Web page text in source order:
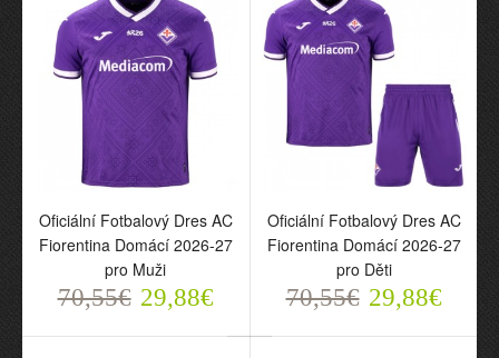
AC Fiorentina Domácí
2026-27 pro Muži
70,55€
AC Fiorentina Domácí
2026-27 pro Děti
70,55€ 29,88€
Oficiální Fotbalový Dres AC
Fiorentina Domácí 2026-27
pro Muži
70,55€ 29,88€
Oficiální Fotbalový Dres AC
Fiorentina Domácí 2026-27
pro Děti
70,55€ 29,88€